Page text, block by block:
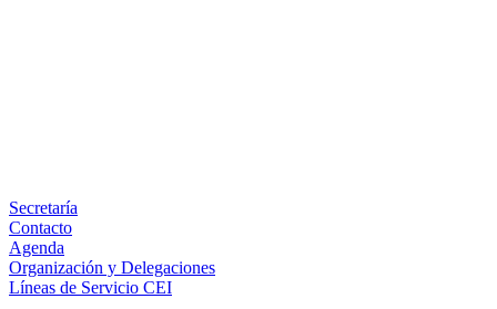
Secretaría
Contacto
Agenda
Organización y Delegaciones
Líneas de Servicio CEI